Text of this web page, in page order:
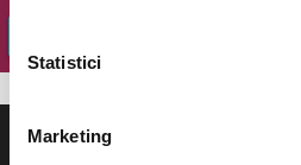
Statistici
Marketing